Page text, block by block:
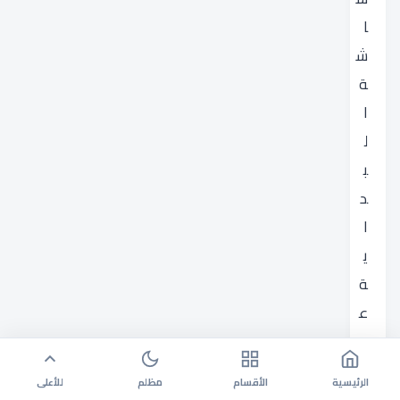
ا
ش
ة
ا
ل
ب
د
ا
ي
ة
ع
ن
ط
الرئيسية الأقسام مظلم للأعلى